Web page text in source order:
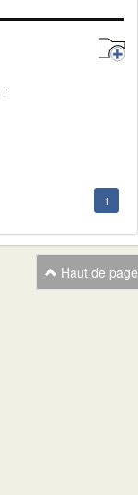
1
Haut de page